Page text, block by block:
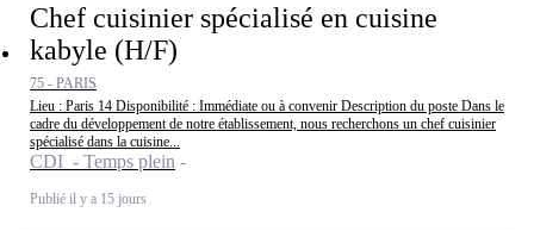
Chef cuisinier spécialisé en cuisine
kabyle (H/F)
75 - PARIS
Lieu : Paris 14 Disponibilité : Immédiate ou à convenir Description du poste Dans le
cadre du développement de notre établissement, nous recherchons un chef cuisinier
spécialisé dans la cuisine...
CDI - Temps plein
Publié il y a 15 jours